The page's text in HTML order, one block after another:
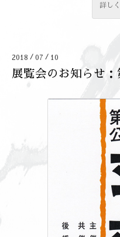
詳し
2018 / 07 / 10
展覧会のお知らせ